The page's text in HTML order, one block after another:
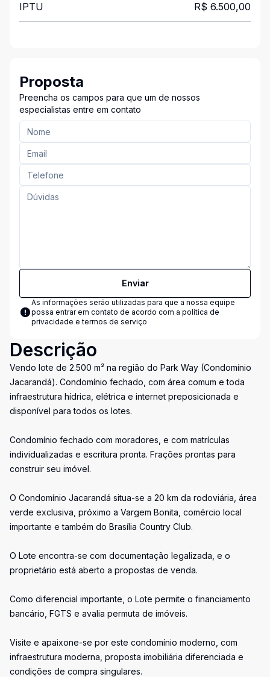
IPTU R$ 6.500,00
Proposta
Preencha os campos para que um de nossos
especialistas entre em contato
Enviar
As informações serão utilizadas para que a nossa equipe
possa entrar em contato de acordo com a política de
privacidade e termos de serviço
Descrição
Vendo lote de 2.500 m² na região do Park Way (Condomínio
Jacarandá). Condomínio fechado, com área comum e toda
infraestrutura hídrica, elétrica e internet preposicionada e
disponível para todos os lotes.
Condomínio fechado com moradores, e com matrículas
individualizadas e escritura pronta. Frações prontas para
construir seu imóvel.
O Condomínio Jacarandá situa-se a 20 km da rodoviária, área
verde exclusiva, próximo a Vargem Bonita, comércio local
importante e também do Brasília Country Club.
O Lote encontra-se com documentação legalizada, e o
proprietário está aberto a propostas de venda.
Como diferencial importante, o Lote permite o financiamento
bancário, FGTS e avalia permuta de imóveis.
Visite e apaixone-se por este condomínio moderno, com
infraestrutura moderna, proposta imobiliária diferenciada e
condições de compra singulares.